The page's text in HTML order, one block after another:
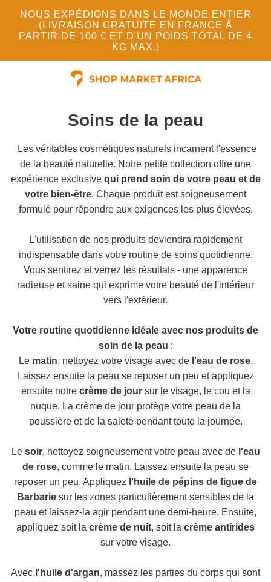
NOUS EXPÉDIONS DANS LE MONDE ENTIER
(LIVRAISON GRATUITE EN FRANCE À
PARTIR DE 100 € ET D'UN POIDS TOTAL DE 4
KG MAX.)
Soins de la peau
Les véritables cosmétiques naturels incarnent l'essence
de la beauté naturelle. Notre petite collection offre une
expérience exclusive qui prend soin de votre peau et de
votre bien-être. Chaque produit est soigneusement
formulé pour répondre aux exigences les plus élevées.
L'utilisation de nos produits deviendra rapidement
indispensable dans votre routine de soins quotidienne.
Vous sentirez et verrez les résultats - une apparence
radieuse et saine qui exprime votre beauté de l'intérieur
vers l'extérieur.
Votre routine quotidienne idéale avec nos produits de
soin de la peau :
Le matin, nettoyez votre visage avec de l'eau de rose.
Laissez ensuite la peau se reposer un peu et appliquez
ensuite notre crème de joursur le visage, le cou et la
nuque. La crème de jour protège votre peau de la
poussière et de la saleté pendant toute la journée.
Le soir, nettoyez soigneusement votre peau avec de l'eau
de rose, comme le matin. Laissez ensuite la peau se
reposer un peu. Appliquez l'huile de pépins de figue de
Barbarie sur les zones particulièrement sensibles de la
peau et laissez-la agir pendant une demi-heure. Ensuite,
appliquez soit la crème de nuit, soit la crème antirides
sur votre visage.
Avec l'huile d'argan, massez les parties du corps qui sont